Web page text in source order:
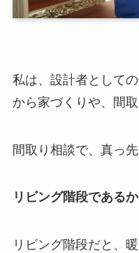
私は、設計者として
から家づくりや、間
間取り相談で、真っ
リビング階段である
リビング階段だと、